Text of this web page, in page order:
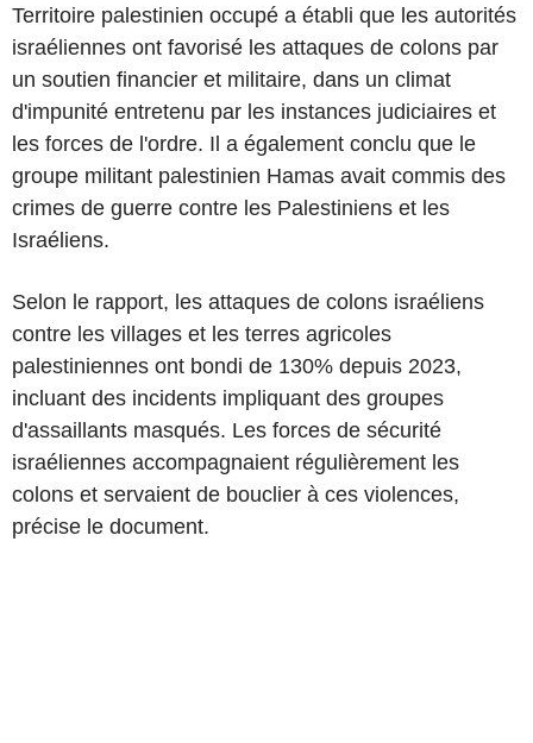
Territoire palestinien occupé a établi que les autorités
israéliennes ont favorisé les attaques de colons par
un soutien financier et militaire, dans un climat
d'impunité entretenu par les instances judiciaires et
les forces de l'ordre. Il a également conclu que le
groupe militant palestinien Hamas avait commis des
crimes de guerre contre les Palestiniens et les
Israéliens.
Selon le rapport, les attaques de colons israéliens
contre les villages et les terres agricoles
palestiniennes ont bondi de 130% depuis 2023,
incluant des incidents impliquant des groupes
d'assaillants masqués. Les forces de sécurité
israéliennes accompagnaient régulièrement les
colons et servaient de bouclier à ces violences,
précise le document.